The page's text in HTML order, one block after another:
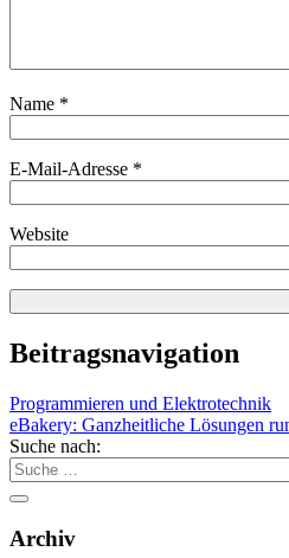
Name *
E-Mail-Adresse *
Website
Beitragsnavigation
Programmieren und Elektrotechnik
eBakery: Ganzheitliche Lösungen
Suche nach:
Archiv